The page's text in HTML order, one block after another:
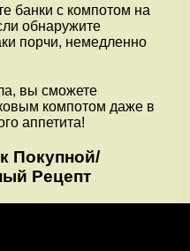
банки с компотом на
обнаружите
порчи, немедленно
вы сможете
компотом даже в
аппетита!
Покупной/
Рецепт